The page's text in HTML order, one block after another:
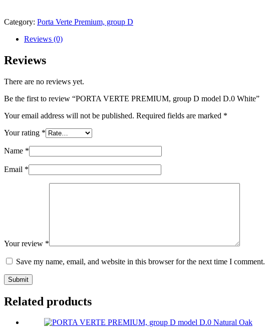
Category: Porta Verte Premium, group D
Reviews (0)
Reviews
There are no reviews yet.
Be the first to review “PORTA VERTE PREMIUM, group D model D.0 White”
Your email address will not be published. Required fields are marked *
Your rating *
Name *
Email *
Your review *
Save my name, email, and website in this browser for the next time I comment.
Submit
Related products